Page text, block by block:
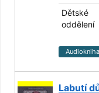
Dětské
oddělení
Audiokniha
Labutí